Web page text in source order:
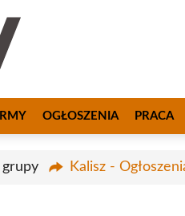
OGŁOSZENIA PRACA
grupy Kalisz -